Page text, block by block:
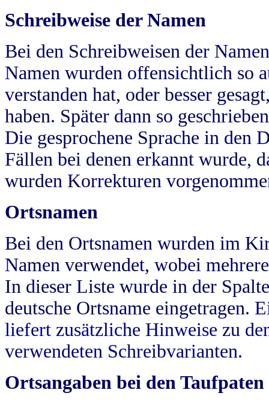
Schreibweise der Namen
Bei den Schreibweisen der
Namen wurden offensichtlich so
verstanden hat, oder besser
haben. Später dann so
Die gesprochene Sprache in
Fällen bei denen erkannt wurde,
wurden Korrekturen
Ortsnamen
Bei den Ortsnamen wurden im
Namen verwendet, wobei
In dieser Liste wurde in der
deutsche Ortsname eingetragen.
liefert zusätzliche Hinweise zu
verwendeten Schreibvarianten.
Ortsangaben bei den Taufpaten